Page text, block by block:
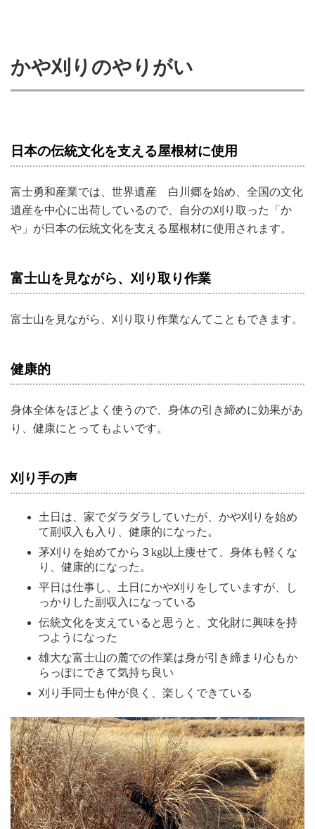
かや刈りのやりがい
日本の伝統文化を支える屋根材に使用
富士勇和産業では、世界遺産 白川郷を始め、全国の文化
遺産を中心に出荷しているので、自分の刈り取った「か
や」が日本の伝統文化を支える屋根材に使用されます。
富士山を見ながら、刈り取り作業
富士山を見ながら、刈り取り作業なんてこともできます。
健康的
身体全体をほどよく使うので、身体の引き締めに効果があ
り、健康にとってもよいです。
刈り手の声
土日は、家でダラダラしていたが、かや刈りを始め
て副収入も入り、健康的になった。
茅刈りを始めてから３kg以上痩せて、身体も軽くな
り、健康的になった。
平日は仕事し、土日にかや刈りをしていますが、し
っかりした副収入になっている
伝統文化を支えていると思うと、文化財に興味を持
つようになった
雄大な富士山の麓での作業は身が引き締まり心もか
らっぽにできて気持ち良い
刈り手同士も仲が良く、楽しくできている